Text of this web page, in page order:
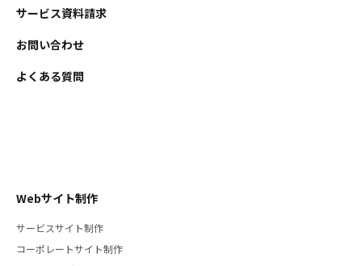
サービス資料請求
お問い合わせ
よくある質問
Webサイト制作
サービスサイト制作
コーポレートサイト制作